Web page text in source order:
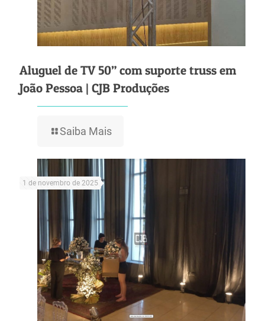
Aluguel de TV 50” com suporte truss em
João Pessoa | CJB Produções
Saiba Mais
1 de novembro de 2025